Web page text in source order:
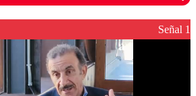
son moderados para garantizar un
diálogo respetuoso.
Señal 1